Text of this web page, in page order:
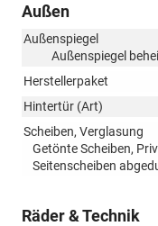
Außen
Außenspiegel
Außenspiegel
Herstellerpaket
Hintertür (Art)
Scheiben, Verglasung
Getönte Scheiben,
Seitenscheiben
Räder & Technik